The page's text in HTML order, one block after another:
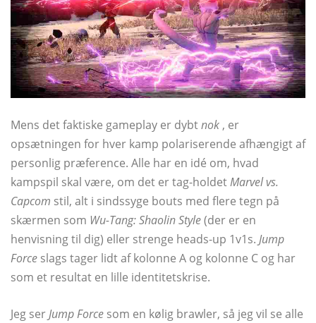
Mens det faktiske gameplay er dybtnok , er
opsætningen for hver kamp polariserende afhængigt af
personlig præference. Alle har en idé om, hvad
kampspil skal være, om det er tag-holdetMarvel vs.
Capcom stil, alt i sindssyge bouts med flere tegn på
skærmen som Wu-Tang: Shaolin Style(der er en
henvisning til dig) eller strenge heads-up 1v1s. Jump
Force slags tager lidt af kolonne A og kolonne C og har
som et resultat en lille identitetskrise.
Jeg serJump Force som en kølig brawler, så jeg vil se alle